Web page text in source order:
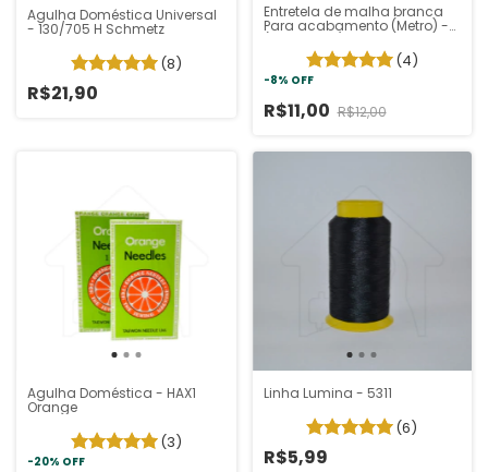
Agulha Doméstica Universal
- 130/705 H Schmetz
(8)
R$21,90
Entretela de malha branca
Para acabamento (Metro) -
(4)
-8% OFF
R$11,00 R$12,00
Agulha Doméstica - HAX1
Orange
(3)
-20% OFF
Linha Lumina - 5311
(6)
R$5,99